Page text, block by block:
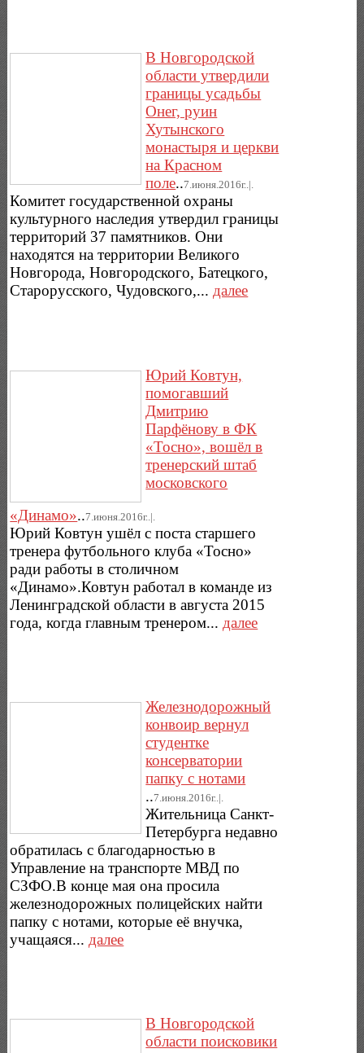
В Новгородской
области утвердили
границы усадьбы
Онег, руин
Хутынского
монастыря и церкви
на Красном
поле..7.июня.2016г..|.
Комитет государственной охраны
культурного наследия утвердил границы
территорий 37 памятников. Они
находятся на территории Великого
Новгорода, Новгородского, Батецкого,
Старорусского, Чудовского,...далее
Юрий Ковтун,
помогавший
Дмитрию
Парфёнову в ФК
«Тосно», вошёл в
тренерский штаб
московского
«Динамо»..7.июня.2016г..|.
Юрий Ковтун ушёл с поста старшего
тренера футбольного клуба «Тосно»
ради работы в столичном
«Динамо».Ковтун работал в команде из
Ленинградской области в августа 2015
года, когда главным тренером... далее
Железнодорожный
конвоир вернул
студентке
консерватории
папку с нотами
..7.июня.2016г..|.
Жительница Санкт-
Петербурга недавно
обратилась с благодарностью в
Управление на транспорте МВД по
СЗФО.В конце мая она просила
железнодорожных полицейских найти
папку с нотами, которые её внучка,
учащаяся... далее
В Новгородской
области поисковики